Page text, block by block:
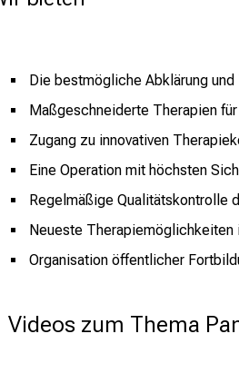
Die bestmögliche Abklärung
Maßgeschneiderte Therapien
Zugang zu innovativen
Eine Operation mit höchsten
Regelmäßige Qualitätskontrolle
Neueste Therapiemöglichkeiten
Organisation öffentlicher
Videos zum Thema